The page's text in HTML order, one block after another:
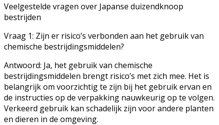
Veelgestelde vragen over Japanse duizendknoop
bestrijden
Vraag 1: Zijn er risico’s verbonden aan het gebruik van
chemische bestrijdingsmiddelen?
Antwoord: Ja, het gebruik van chemische
bestrijdingsmiddelen brengt risico’s met zich mee. Het is
belangrijk om voorzichtig te zijn bij het gebruik ervan en
de instructies op de verpakking nauwkeurig op te volgen.
Verkeerd gebruik kan schadelijk zijn voor andere planten
en dieren in de omgeving.